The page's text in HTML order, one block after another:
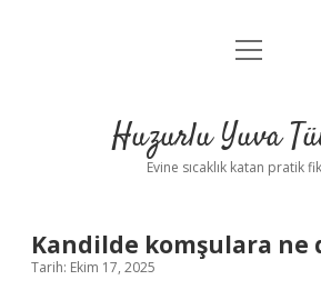
Anasayfa
Yasal Uyarı
menüyü
Huzurlu Yuva
Evine sıcaklık katan pratik
Kandilde komşulara ne
Tarih: Ekim 17, 2025